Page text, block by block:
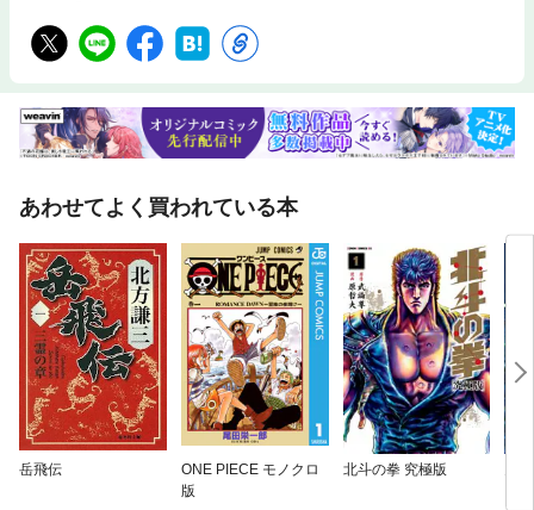
あわせてよく買われている本
岳飛伝
ONE PIECE モノクロ
版
北斗の拳 究極版